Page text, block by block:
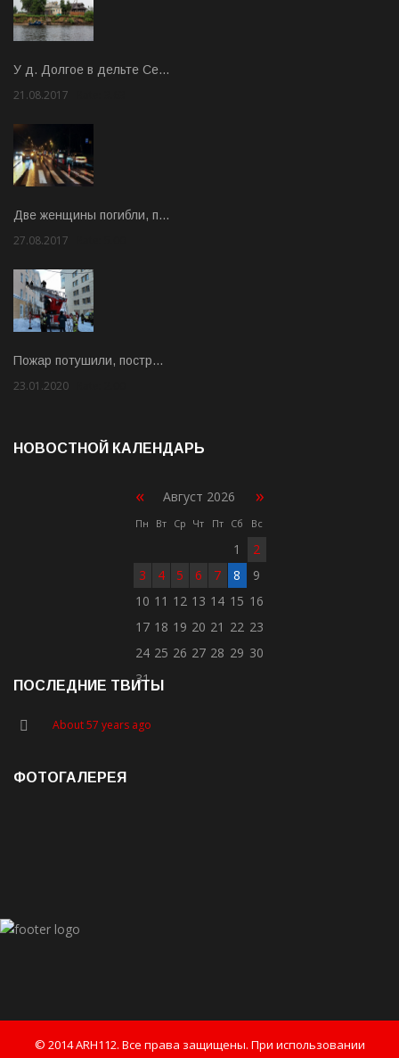
У д. Долгое в дельте Се…
21.08.2017
Две женщины погибли, п…
27.08.2017
Пожар потушили, постр…
23.01.2020
НОВОСТНОЙ КАЛЕНДАРЬ
« Август 2026 »
Пн Вт Ср Чт Пт Сб Вс
1
2
3
4 5 6 7 8
9
10 11 12 13 14 15 16
17 18 19 20 21 22 23
24 25 26 27 28 29 30
31
ПОСЛЕДНИЕ ТВИТЫ
About 57 years ago
ФОТОГАЛЕРЕЯ
© 2014 ARH112. Все права защищены. При использовании